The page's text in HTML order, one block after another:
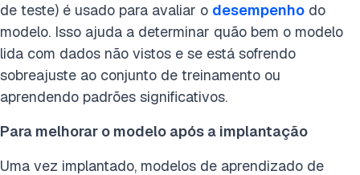
de teste) é usado para avaliar o desempenho do
modelo. Isso ajuda a determinar quão bem o modelo
lida com dados não vistos e se está sofrendo
sobreajuste ao conjunto de treinamento ou
aprendendo padrões significativos.
Para melhorar o modelo após a implantação
Uma vez implantado, modelos de aprendizado de